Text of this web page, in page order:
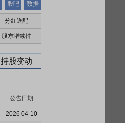
股吧 数据
分红送配
股东增减持
持股变动
公告日期
2026-04-10